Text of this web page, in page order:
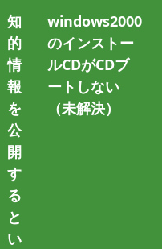
知
的
情
報
を
公
開
す
る
と
い
windows2000
のインストー
ルCDがCDブ
ートしない
（未解決）